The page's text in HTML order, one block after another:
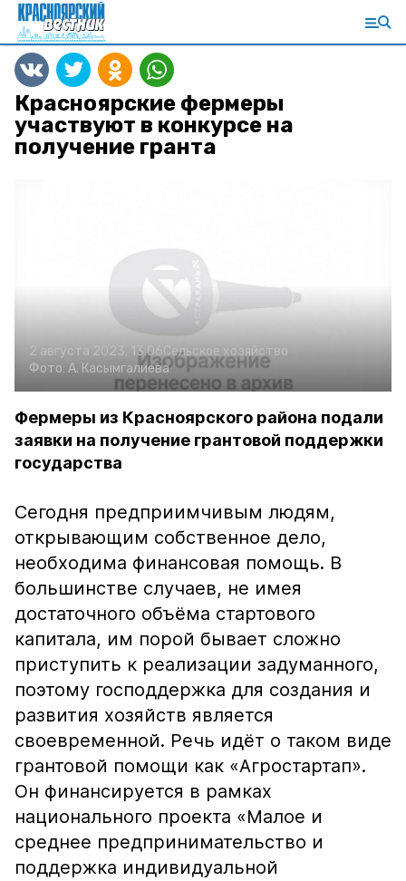
Красноярские фермеры
участвуют в конкурсе на
получение гранта
2 августа 2023, 13:06Сельское хозяйство
Фото: А. Касымгалиева
Фермеры из Красноярского района подали
заявки на получение грантовой поддержки
государства
Сегодня предприимчивым людям,
открывающим собственное дело,
необходима финансовая помощь. В
большинстве случаев, не имея
достаточного объёма стартового
капитала, им порой бывает сложно
приступить к реализации задуманного,
поэтому господдержка для создания и
развития хозяйств является
своевременной. Речь идёт о таком виде
грантовой помощи как «Агростартап».
Он финансируется в рамках
национального проекта «Малое и
среднее предпринимательство и
поддержка индивидуальной